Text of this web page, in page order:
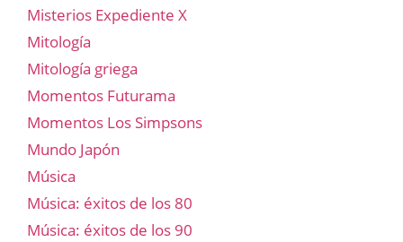
Misterios Expediente X
Mitología
Mitología griega
Momentos Futurama
Momentos Los Simpsons
Mundo Japón
Música
Música: éxitos de los 80
Música: éxitos de los 90